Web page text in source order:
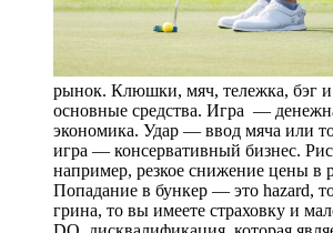
рынок. Клюшки, мяч, тележка, бэг
основные средства. Игра ­ —
экономика. Удар — ввод мяча или
игра — консервативный бизнес.
например, резкое снижение цены в
Попадание в бункер — это hazard,
грина, то вы имеете страховку и